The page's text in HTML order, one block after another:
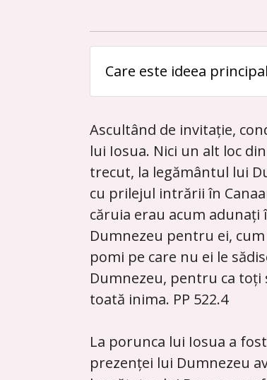
Care este ideea
Ascultând de invitație,
lui Iosua. Nici un alt loc
trecut, la legământul lui
cu prilejul intrării în
căruia erau acum adunați
Dumnezeu pentru ei,
pomi pe care nu ei le
Dumnezeu, pentru ca toți
toată inima. PP 522.4
La porunca lui Iosua a
prezenței lui Dumnezeu